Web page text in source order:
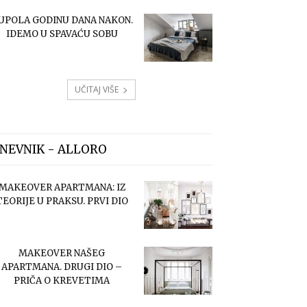
GODINU DANA NAKON.
IDEMO U SPAVAĆU SOBU
UČITAJ VIŠE
- ALLORO
APARTMANA: IZ
U PRAKSU. PRVI DIO
MAKEOVER NAŠEG
APARTMANA. DRUGI DIO –
PRIČA O KREVETIMA